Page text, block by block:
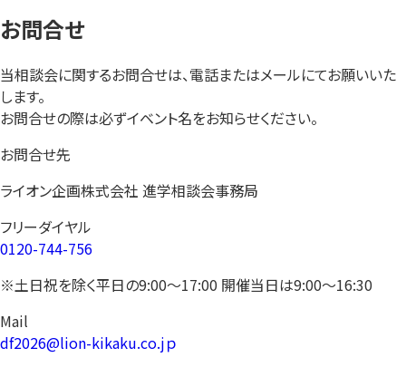
お問合せ
当相談会に関するお問合せは、電話またはメールにてお願いいた
します。
お問合せの際は必ずイベント名をお知らせください。
お問合せ先
ライオン企画株式会社 進学相談会事務局
フリーダイヤル
0120-744-756
※土日祝を除く平日の9:00〜17:00 開催当日は9:00〜16:30
Mail
df2026@lion-kikaku.co.jｐ